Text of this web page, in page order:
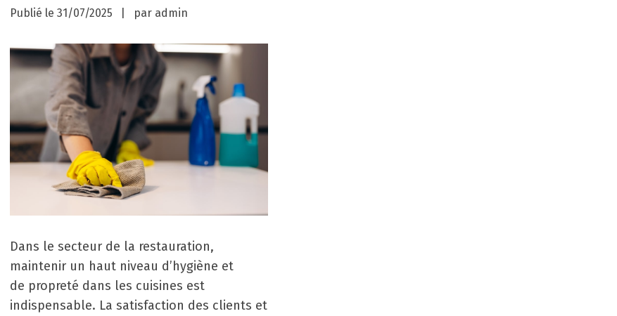
Publié le 31/07/2025 par admin
Dans le secteur de la restauration,
maintenir un haut niveau d’hygiène et
de propreté dans les cuisines est
indispensable. La satisfaction des clients et